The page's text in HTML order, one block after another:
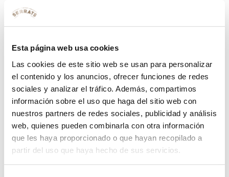
Esta página web usa cookies
Las cookies de este sitio web se usan para personalizar
el contenido y los anuncios, ofrecer funciones de redes
sociales y analizar el tráfico. Además, compartimos
información sobre el uso que haga del sitio web con
nuestros partners de redes sociales, publicidad y análisis
web, quienes pueden combinarla con otra información
que les haya proporcionado o que hayan recopilado a
partir del uso que haya hecho de sus servicios.
10% de descuento
con tu primera compra.
Apúntate a nuestra newsletter para recibir nuestrasofertas
disfruta de un 10% de descuento en tu primera compra.